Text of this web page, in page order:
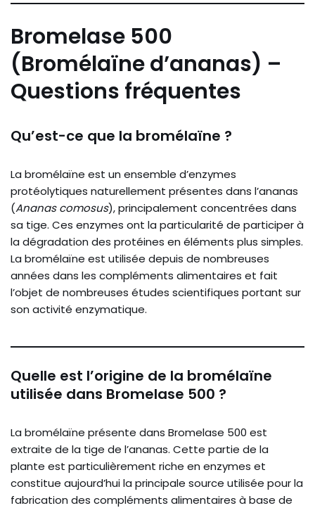
Bromelase 500
(Bromélaïne d’ananas) –
Questions fréquentes
Qu’est-ce que la bromélaïne ?
La bromélaïne est un ensemble d’enzymes
protéolytiques naturellement présentes dans l’ananas
(Ananas comosus), principalement concentrées dans
sa tige. Ces enzymes ont la particularité de participer à
la dégradation des protéines en éléments plus simples.
La bromélaïne est utilisée depuis de nombreuses
années dans les compléments alimentaires et fait
l’objet de nombreuses études scientifiques portant sur
son activité enzymatique.
Quelle est l’origine de la bromélaïne
utilisée dans Bromelase 500 ?
La bromélaïne présente dans Bromelase 500 est
extraite de la tige de l’ananas. Cette partie de la
plante est particulièrement riche en enzymes et
constitue aujourd’hui la principale source utilisée pour la
fabrication des compléments alimentaires à base de